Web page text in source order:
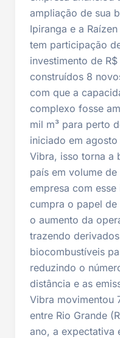
ampliação de sua
Ipiranga e a
tem participação
investimento de
construídos 8
com que a
complexo fosse
mil m³ para perto
iniciado em
Vibra, isso torna a
país em volume
empresa com
cumpra o papel
o aumento da
trazendo
biocombustíveis
reduzindo o
distância e as
Vibra movimentou
entre Rio Grande
ano, a expectativa